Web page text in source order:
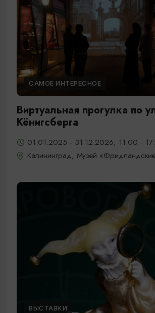
САМОЕ ИНТЕРЕСНОЕ
Виртуальная прогулка по
Кёнигсберга
01.01.2025 - 31.12.2026, 11:00 -
Калининград, Музей
ВЫСТАВКИ